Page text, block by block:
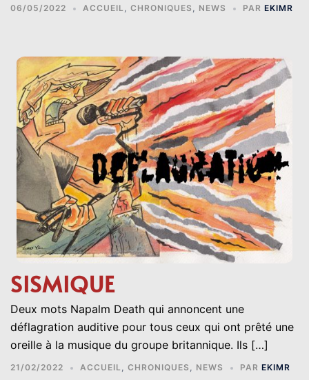
06/05/2022 ACCUEIL, CHRONIQUES , NEWS PAR EKIMR
SISMIQUE
Deux mots Napalm Death qui annoncent une
déflagration auditive pour tous ceux qui ont prêté une
oreille à la musique du groupe britannique. Ils […]
21/02/2022 ACCUEIL, CHRONIQUES , NEWS PAR EKIMR